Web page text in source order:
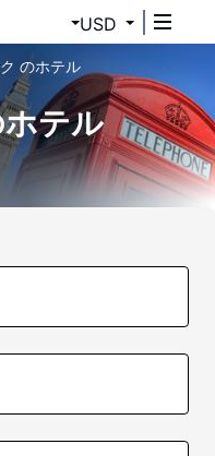
USD
のホテル
テル